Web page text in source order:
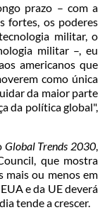
prazo – com a
fortes, os poderes
militar, o
militar –, eu
americanos que
como única
da maior parte
da política global",
Global Trends 2030
que mostra
mais ou menos em
e da UE deverá
tende a crescer.